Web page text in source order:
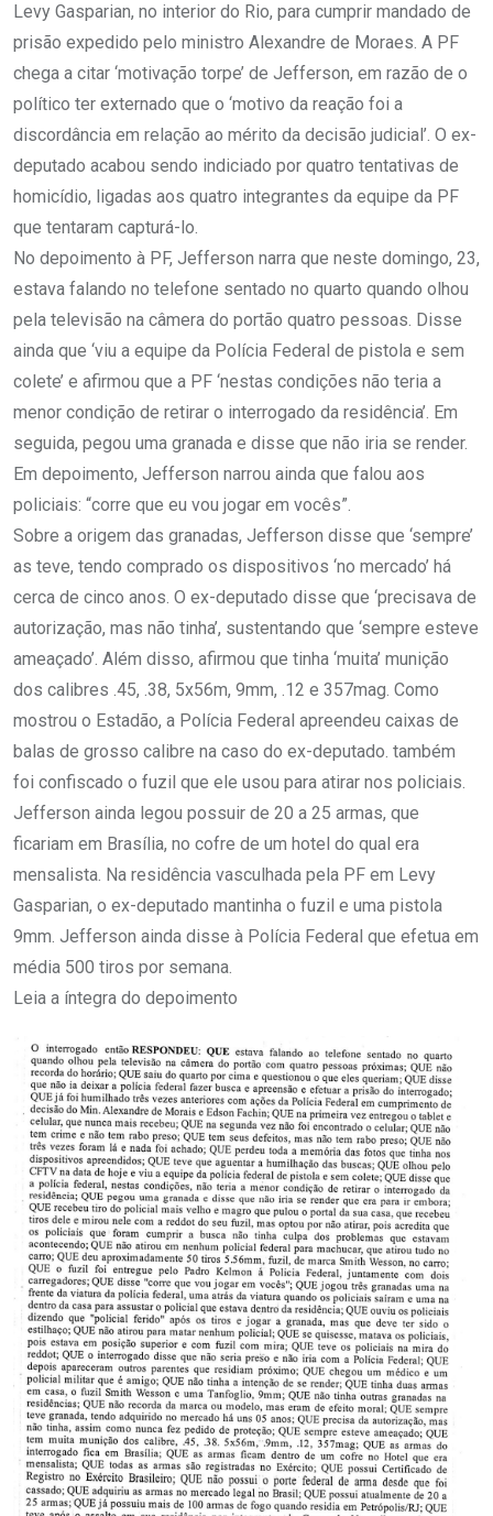
Levy Gasparian, no interior do Rio, para cumprir mandado de
prisão expedido pelo ministro Alexandre de Moraes. A PF
chega a citar ‘motivação torpe’ de Jefferson, em razão de o
político ter externado que o ‘motivo da reação foi a
discordância em relação ao mérito da decisão judicial’. O ex-
deputado acabou sendo indiciado por quatro tentativas de
homicídio, ligadas aos quatro integrantes da equipe da PF
que tentaram capturá-lo.
No depoimento à PF, Jefferson narra que neste domingo, 23,
estava falando no telefone sentado no quarto quando olhou
pela televisão na câmera do portão quatro pessoas. Disse
ainda que ‘viu a equipe da Polícia Federal de pistola e sem
colete’ e afirmou que a PF ‘nestas condições não teria a
menor condição de retirar o interrogado da residência’. Em
seguida, pegou uma granada e disse que não iria se render.
Em depoimento, Jefferson narrou ainda que falou aos
policiais: “corre que eu vou jogar em vocês”.
Sobre a origem das granadas, Jefferson disse que ‘sempre’
as teve, tendo comprado os dispositivos ‘no mercado’ há
cerca de cinco anos. O ex-deputado disse que ‘precisava de
autorização, mas não tinha’, sustentando que ‘sempre esteve
ameaçado’. Além disso, afirmou que tinha ‘muita’ munição
dos calibres .45, .38, 5x56m, 9mm, .12 e 357mag. Como
mostrou o Estadão, a Polícia Federal apreendeu caixas de
balas de grosso calibre na caso do ex-deputado. também
foi confiscado o fuzil que ele usou para atirar nos policiais.
Jefferson ainda legou possuir de 20 a 25 armas, que
ficariam em Brasília, no cofre de um hotel do qual era
mensalista. Na residência vasculhada pela PF em Levy
Gasparian, o ex-deputado mantinha o fuzil e uma pistola
9mm. Jefferson ainda disse à Polícia Federal que efetua em
média 500 tiros por semana.
Leia a íntegra do depoimento